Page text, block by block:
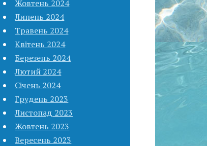
Жовтень 2024
Липень 2024
Травень 2024
Квітень 2024
Березень 2024
Лютий 2024
Січень 2024
Грудень 2023
Листопад 2023
Жовтень 2023
Вересень 2023